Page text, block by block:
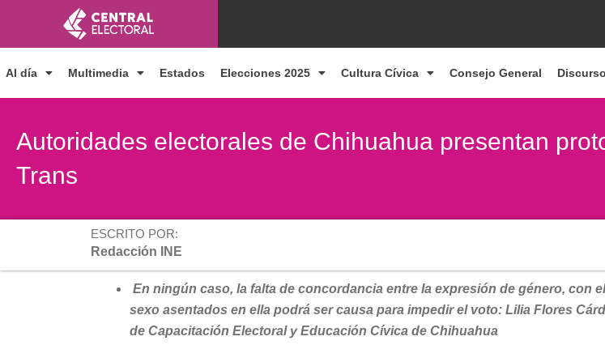
contenido
Al día Multimedia Estados Elecciones 2025 Cultura Cívica Consejo General
Autoridades electorales de Chihuahua presentan
Trans
ESCRITO POR:
Redacción INE
En ningún caso, la falta de concordancia entre la expresión de género, con
sexo asentados en ella podrá ser causa para impedir el voto: Lilia Flores
de Capacitación Electoral y Educación Cívica de Chihuahua